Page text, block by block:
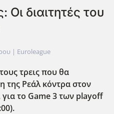
διαιτητές του
| Euroleague
τρεις που θα
της Ρεάλ κόντρα στον
το Game 3 των playoff